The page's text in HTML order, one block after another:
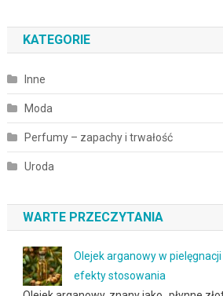
KATEGORIE
Inne
Moda
Perfumy – zapachy i trwałość
Uroda
WARTE PRZECZYTANIA
Olejek arganowy w
efekty stosowania